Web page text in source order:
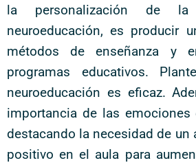
la personalización de la
neuroeducación, es producir
métodos de enseñanza y
programas educativos.
neuroeducación es eficaz.
importancia de las emociones
destacando la necesidad de un
positivo en el aula para